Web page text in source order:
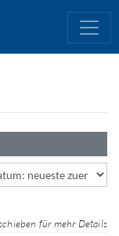
für mehr Details